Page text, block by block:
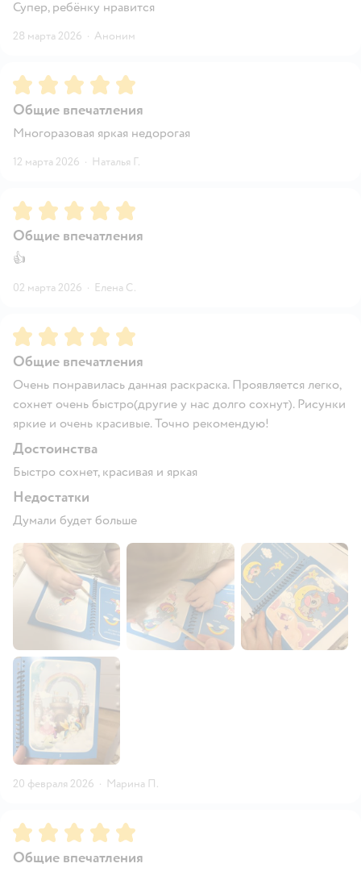
Супер, ребёнку нравится
28 марта 2026 · Аноним
Рейтинг:5
Общие впечатления
Многоразовая яркая недорогая
12 марта 2026 · Наталья Г.
Рейтинг:5
Общие впечатления
👍
02 марта 2026 · Елена С.
Рейтинг:5
Общие впечатления
Очень понравилась данная раскраска. Проявляется легко,
сохнет очень быстро(другие у нас долго сохнут). Рисунки
яркие и очень красивые. Точно рекомендую!
Достоинства
Быстро сохнет, красивая и яркая
Недостатки
Думали будет больше
20 февраля 2026 · Марина П.
Рейтинг:5
Общие впечатления